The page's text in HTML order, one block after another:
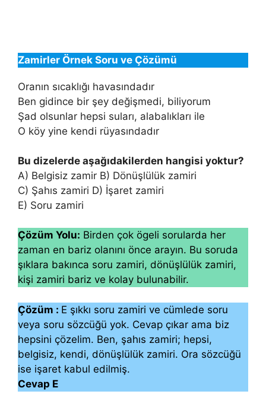
Zamirler Örnek Soru ve Çözümü
Oranın sıcaklığı havasındadır
Ben gidince bir şey değişmedi, biliyorum
Şad olsunlar hepsi suları, alabalıkları ile
O köy yine kendi rüyasındadır
Bu dizelerde aşağıdakilerden hangisi yoktur?
A) Belgisiz zamir B) Dönüşlülük zamiri
C) Şahıs zamiri D) İşaret zamiri
E) Soru zamiri
Çözüm Yolu: Birden çok ögeli sorularda her
zaman en bariz olanını önce arayın. Bu soruda
şıklara bakınca soru zamiri, dönüşlülük zamiri,
kişi zamiri bariz ve kolay bulunabilir.
Çözüm : E şıkkı soru zamiri ve cümlede soru
veya soru sözcüğü yok. Cevap çıkar ama biz
hepsini çözelim. Ben, şahıs zamiri; hepsi,
belgisiz, kendi, dönüşlülük zamiri. Ora sözcüğü
ise işaret kabul edilmiş.
Cevap E